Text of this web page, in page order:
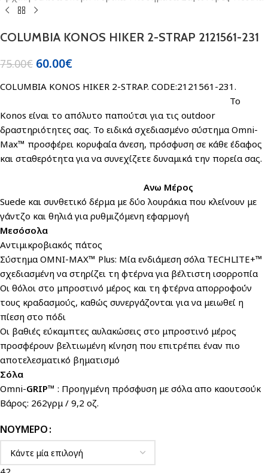
COLUMBIA KONOS HIKER 2-STRAP 2121561-231
75.00€ 60.00€
COLUMBIA KONOS HIKER 2-STRAP. CODE:2121561-231.
Το
Konos είναι το απόλυτο παπούτσι για τις outdoor
δραστηριότητες σας. Το ειδικά σχεδιασμένο σύστημα Omni-
Max™ προσφέρει κορυφαία άνεση, πρόσφυση σε κάθε έδαφος
και σταθερότητα για να συνεχίζετε δυναμικά την πορεία σας.
Ανω Μέρος
Suede και συνθετικό δέρμα με δύο λουράκια που κλείνουν με
γάντζο και θηλιά για ρυθμιζόμενη εφαρμογή
Μεσόσολα
Αντιμικροβιακός πάτος
Σύστημα OMNI-MAX™ Plus: Mία ενδιάμεση σόλα TECHLITE+™
σχεδιασμένη να στηρίζει τη φτέρνα για βέλτιστη ισορροπία
Οι θόλοι στο μπροστινό μέρος και τη φτέρνα απορροφούν
τους κραδασμούς, καθώς συνεργάζονται για να μειωθεί η
πίεση στο πόδι
Οι βαθιές εύκαμπτες αυλακώσεις στο μπροστινό μέρος
προσφέρουν βελτιωμένη κίνηση που επιτρέπει έναν πιο
αποτελεσματικό βηματισμό
Σόλα
Omni-GRIP™ : Προηγμένη πρόσφυση με σόλα απο καουτσούκ
Βάρος: 262γρμ / 9,2 οζ.
ΝΟΎΜΕΡΟ